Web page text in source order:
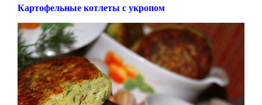
Картофельные котлеты с укропом